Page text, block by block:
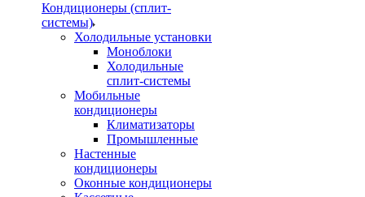
Кондиционеры (сплит-
системы)
Холодильные установки
Моноблоки
Холодильные
сплит-системы
Мобильные
кондиционеры
Климатизаторы
Промышленные
Настенные
кондиционеры
Оконные кондиционеры